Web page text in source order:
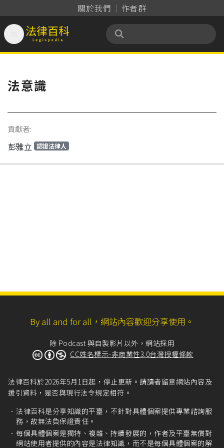
關於我們 作者群
法律百科 Legispedia
法意識
貢獻者:
彭雅立 認證法律人
By all and for all，網站內容歡迎分享使用。
除 Podcast 與自製影片以外，網站採用
CC姓名標示-非商業性3.0台灣授權條款
法律百科於2026年5月1日起，停止更新。請讀者留意網站內容及
援引資料，是否與現行法令規定相符。
法律百科是分享知識的平臺，不針對具體個案提供專業諮詢服
務，故無法負保證責任。
每個具體個案是獨特、複雜、持續發展的，作者及平臺無償對
網站使用者提供的內容是法律知識，而不是每個具體個案的解